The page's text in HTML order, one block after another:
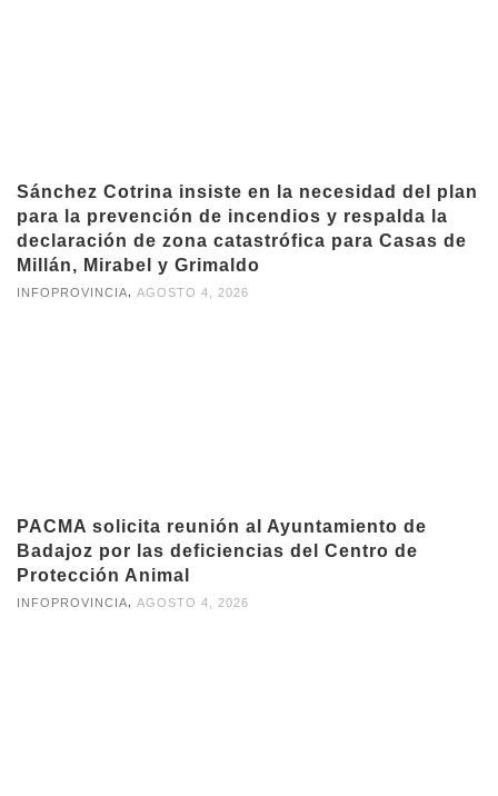
Sánchez Cotrina insiste en la necesidad del plan
para la prevención de incendios y respalda la
declaración de zona catastrófica para Casas de
Millán, Mirabel y Grimaldo
INFOPROVINCIA, AGOSTO 4, 2026
PACMA solicita reunión al Ayuntamiento de
Badajoz por las deficiencias del Centro de
Protección Animal
INFOPROVINCIA, AGOSTO 4, 2026